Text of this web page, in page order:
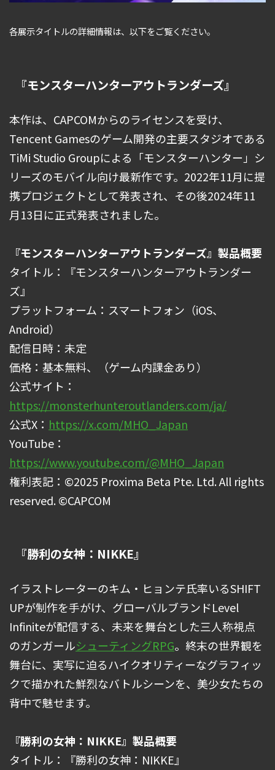
各展示タイトルの詳細情報は、以下をご覧ください。
『モンスターハンターアウトランダーズ』
本作は、CAPCOMからのライセンスを受け、
Tencent Gamesのゲーム開発の主要スタジオである
TiMi Studio Groupによる「モンスターハンター」シ
リーズのモバイル向け最新作です。2022年11月に提
携プロジェクトとして発表され、その後2024年11
月13日に正式発表されました。
『モンスターハンターアウトランダーズ』製品概要
タイトル：『モンスターハンターアウトランダー
ズ』
プラットフォーム：スマートフォン（iOS、
Android）
配信日時：未定
価格：基本無料、（ゲーム内課金あり）
公式サイト：
https://monsterhunteroutlanders.com/ja/
公式X： https://x.com/MHO_Japan
YouTube：
https://www.youtube.com/@MHO_Japan
権利表記：©2025 Proxima Beta Pte. Ltd. All rights
reserved. ©CAPCOM
『勝利の女神：NIKKE』
イラストレーターのキム・ヒョンテ氏率いるSHIFT
UPが制作を手がけ、グローバルブランドLevel
Infiniteが配信する、未来を舞台とした三人称視点
のガンガールシューティングRPG。終末の世界観を
舞台に、実写に迫るハイクオリティーなグラフィッ
クで描かれた鮮烈なバトルシーンを、美少女たちの
背中で魅せます。
『勝利の女神：NIKKE』製品概要
タイトル：『勝利の女神：NIKKE』